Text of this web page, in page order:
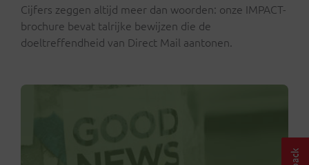
Cijfers zeggen altijd meer dan woorden: onze IMPACT-
brochure bevat talrijke bewijzen die de
doeltreffendheid van Direct Mail aantonen.